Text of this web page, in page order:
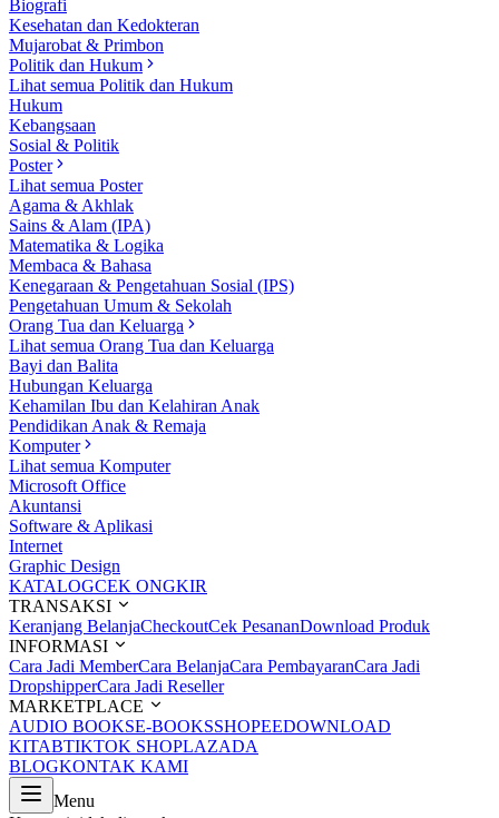
Biografi
Kesehatan dan Kedokteran
Mujarobat & Primbon
Politik dan Hukum
Lihat semua Politik dan Hukum
Hukum
Kebangsaan
Sosial & Politik
Poster
Lihat semua Poster
Agama & Akhlak
Sains & Alam (IPA)
Matematika & Logika
Membaca & Bahasa
Kenegaraan & Pengetahuan Sosial (IPS)
Pengetahuan Umum & Sekolah
Orang Tua dan Keluarga
Lihat semua Orang Tua dan Keluarga
Bayi dan Balita
Hubungan Keluarga
Kehamilan Ibu dan Kelahiran Anak
Pendidikan Anak & Remaja
Komputer
Lihat semua Komputer
Microsoft Office
Akuntansi
Software & Aplikasi
Internet
Graphic Design
KATALOGCEK ONGKIR
TRANSAKSI
Keranjang BelanjaCheckoutCek PesananDownload Produk
INFORMASI
Cara Jadi MemberCara BelanjaCara PembayaranCara Jadi
DropshipperCara Jadi Reseller
MARKETPLACE
AUDIO BOOKSE-BOOKSSHOPEEDOWNLOAD
KITABTIKTOK SHOPLAZADA
BLOGKONTAK KAMI
Menu